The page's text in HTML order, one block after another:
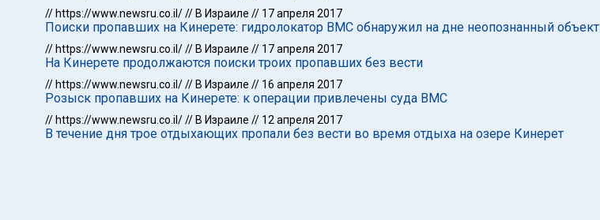
// https://www.newsru.co.il/// В Израиле // 17 апреля 2017
Поиски пропавших на Кинерете: гидролокатор ВМС обнаружил на дне неопознанный объект
// https://www.newsru.co.il/// В Израиле // 17 апреля 2017
На Кинерете продолжаются поиски троих пропавших без вести
// https://www.newsru.co.il/// В Израиле // 16 апреля 2017
Розыск пропавших на Кинерете: к операции привлечены суда ВМС
// https://www.newsru.co.il/// В Израиле // 12 апреля 2017
В течение дня трое отдыхающих пропали без вести во время отдыха на озере Кинерет